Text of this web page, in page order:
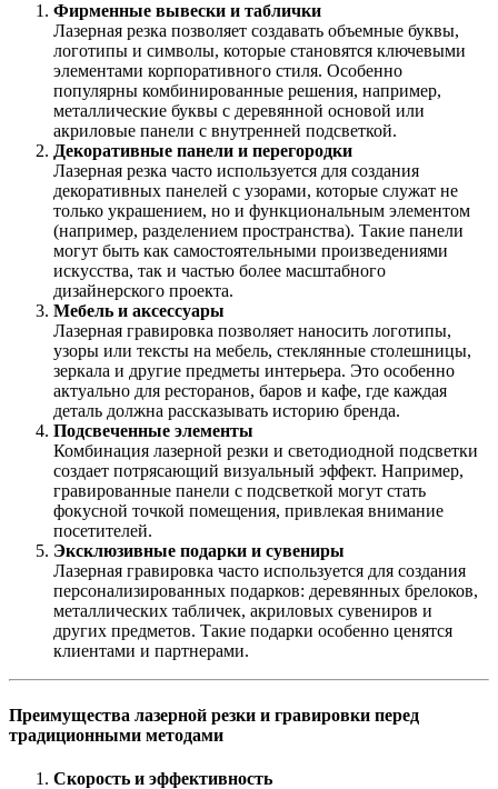
Фирменные вывески и таблички
Лазерная резка позволяет создавать объемные буквы,
логотипы и символы, которые становятся ключевыми
элементами корпоративного стиля. Особенно
популярны комбинированные решения, например,
металлические буквы с деревянной основой или
акриловые панели с внутренней подсветкой.
Декоративные панели и перегородки
Лазерная резка часто используется для создания
декоративных панелей с узорами, которые служат не
только украшением, но и функциональным элементом
(например, разделением пространства). Такие панели
могут быть как самостоятельными произведениями
искусства, так и частью более масштабного
дизайнерского проекта.
Мебель и аксессуары
Лазерная гравировка позволяет наносить логотипы,
узоры или тексты на мебель, стеклянные столешницы,
зеркала и другие предметы интерьера. Это особенно
актуально для ресторанов, баров и кафе, где каждая
деталь должна рассказывать историю бренда.
Подсвеченные элементы
Комбинация лазерной резки и светодиодной подсветки
создает потрясающий визуальный эффект. Например,
гравированные панели с подсветкой могут стать
фокусной точкой помещения, привлекая внимание
посетителей.
Эксклюзивные подарки и сувениры
Лазерная гравировка часто используется для создания
персонализированных подарков: деревянных брелоков,
металлических табличек, акриловых сувениров и
других предметов. Такие подарки особенно ценятся
клиентами и партнерами.
Преимущества лазерной резки и гравировки перед
традиционными методами
Скорость и эффективность